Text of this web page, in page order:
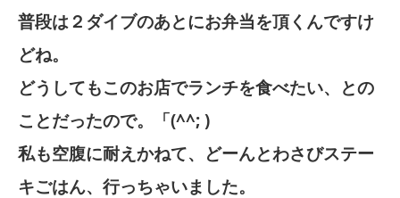
普段は２ダイブのあとにお弁当を頂くんですけ
どね。
どうしてもこのお店でランチを食べたい、との
ことだったので。「(^^; )
私も空腹に耐えかねて、どーんとわさびステー
キごはん、行っちゃいました。